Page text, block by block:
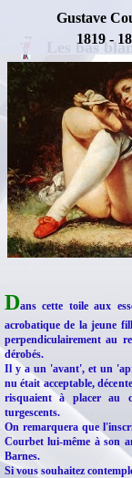
Gustave
1819 -
Les bas
Dans cette toile aux
acrobatique de la jeune
perpendiculairement au
dérobés.
Il y a un 'avant', et un
nu était acceptable,
risquaient à placer au
turgescents.
On remarquera que
Courbet lui-même à son
Barnes.
Si vous souhaitez